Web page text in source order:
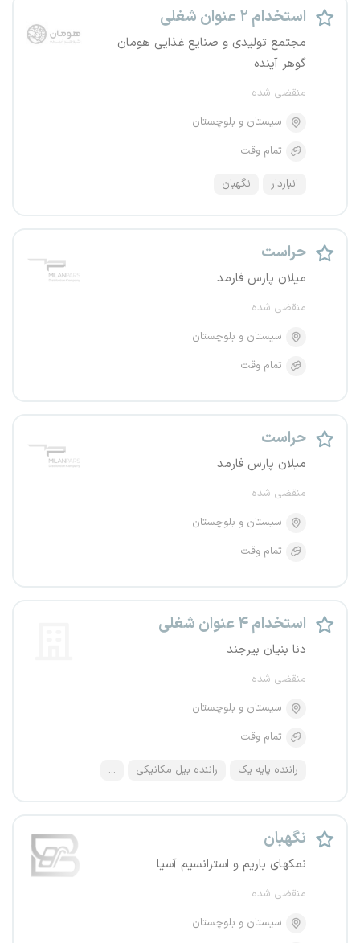
استخدام ۲ عنوان شغلی
مجتمع تولیدی و صنایع غذایی هومان
گوهر آینده
منقضی شده
سیستان و بلوچستان
تمام وقت
انباردار نگهبان
حراست
میلان پارس فارمد
منقضی شده
سیستان و بلوچستان
تمام وقت
حراست
میلان پارس فارمد
منقضی شده
سیستان و بلوچستان
تمام وقت
استخدام ۴ عنوان شغلی
دنا بنیان بیرجند
منقضی شده
سیستان و بلوچستان
تمام وقت
راننده پایه یک راننده بیل مکانیکی ...
نگهبان
نمکهای باریم و استرانسیم آسیا
منقضی شده
سیستان و بلوچستان